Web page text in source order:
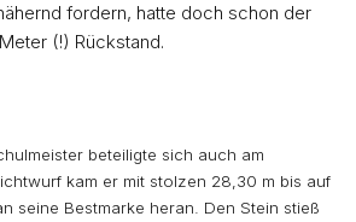
fordern, hatte doch schon der
(!) Rückstand.
beteiligte sich auch am
kam er mit stolzen 28,30 m bis auf
seine Bestmarke heran. Den Stein stieß